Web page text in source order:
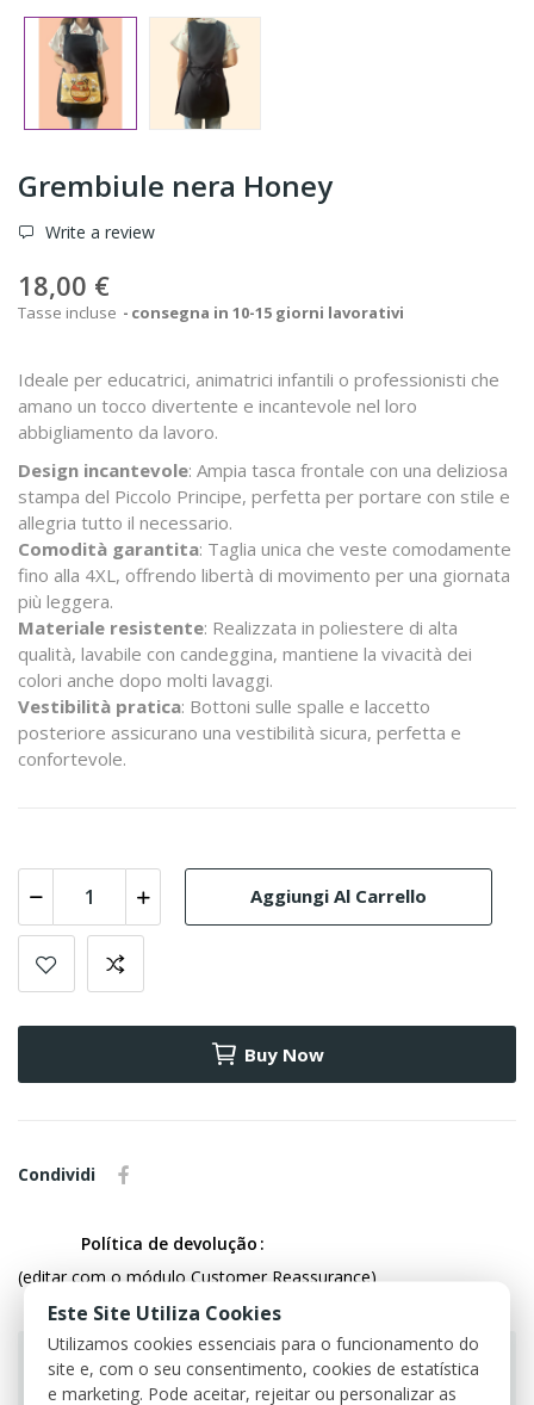
Grembiule nera Honey
Write a review
18,00 €
Tasse incluse consegna in 10-15 giorni lavorativi
Ideale per educatrici, animatrici infantili o professionisti che
amano un tocco divertente e incantevole nel loro
abbigliamento da lavoro.
Design incantevole: Ampia tasca frontale con una deliziosa
stampa del Piccolo Principe, perfetta per portare con stile e
allegria tutto il necessario.
Comodità garantita: Taglia unica che veste comodamente
fino alla 4XL, offrendo libertà di movimento per una giornata
più leggera.
Materiale resistente: Realizzata in poliestere di alta
qualità, lavabile con candeggina, mantiene la vivacità dei
colori anche dopo molti lavaggi.
Vestibilità pratica: Bottoni sulle spalle e laccetto
posteriore assicurano una vestibilità sicura, perfetta e
confortevole.
Aggiungi Al Carrello
Buy Now
Condividi
Política de devolução
(editar com o módulo Customer Reassurance)
Este Site Utiliza Cookies
Utilizamos cookies essenciais para o funcionamento do
site e, com o seu consentimento, cookies de estatística
e marketing. Pode aceitar, rejeitar ou personalizar as